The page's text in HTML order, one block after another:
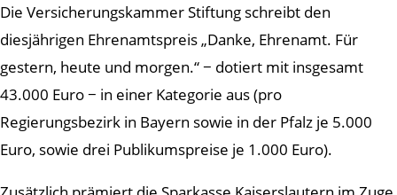
Die Versicherungskammer Stiftung schreibt den
diesjährigen Ehrenamtspreis „Danke, Ehrenamt. Für
gestern, heute und morgen.“ − dotiert mit insgesamt
43.000 Euro − in einer Kategorie aus (pro
Regierungsbezirk in Bayern sowie in der Pfalz je 5.000
Euro, sowie drei Publikumspreise je 1.000 Euro).